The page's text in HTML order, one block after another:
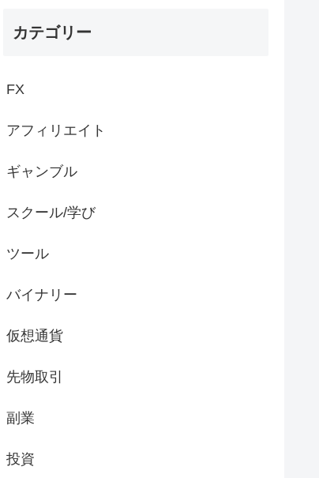
カテゴリー
FX
アフィリエイト
ギャンブル
スクール/学び
ツール
バイナリー
仮想通貨
先物取引
副業
投資